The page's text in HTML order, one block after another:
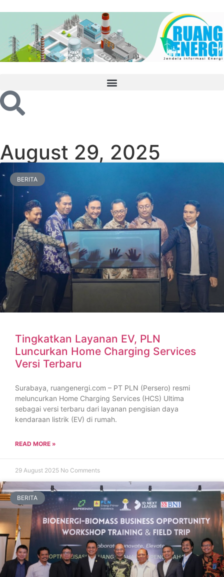
August 29, 2025
BERITA
Tingkatkan Layanan EV, PLN
Luncurkan Home Charging Services
Versi Terbaru
Surabaya, ruangenergi.com – PT PLN (Persero) resmi
meluncurkan Home Charging Services (HCS) Ultima
sebagai versi terbaru dari layanan pengisian daya
kendaraan listrik (EV) di rumah.
READ MORE »
29 August 2025 No Comments
BERITA